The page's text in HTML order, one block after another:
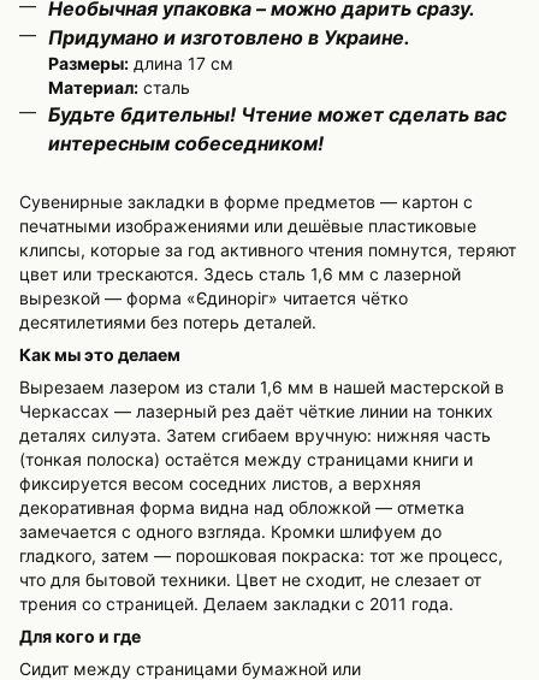
Необычная упаковка – можно дарить сразу.
Придумано и изготовлено в Украине.
Размеры: длина 17 см
Материал: сталь
Будьте бдительны! Чтение может сделать вас
интересным собеседником!
Сувенирные закладки в форме предметов — картон с
печатными изображениями или дешёвые пластиковые
клипсы, которые за год активного чтения помнутся, теряют
цвет или трескаются. Здесь сталь 1,6 мм с лазерной
вырезкой — форма «Єдиноріг» читается чётко
десятилетиями без потерь деталей.
Как мы это делаем
Вырезаем лазером из стали 1,6 мм в нашей мастерской в
Черкассах — лазерный рез даёт чёткие линии на тонких
деталях силуэта. Затем сгибаем вручную: нижняя часть
(тонкая полоска) остаётся между страницами книги и
фиксируется весом соседних листов, а верхняя
декоративная форма видна над обложкой — отметка
замечается с одного взгляда. Кромки шлифуем до
гладкого, затем — порошковая покраска: тот же процесс,
что для бытовой техники. Цвет не сходит, не слезает от
трения со страницей. Делаем закладки с 2011 года.
Для кого и где
Сидит между страницами бумажной или